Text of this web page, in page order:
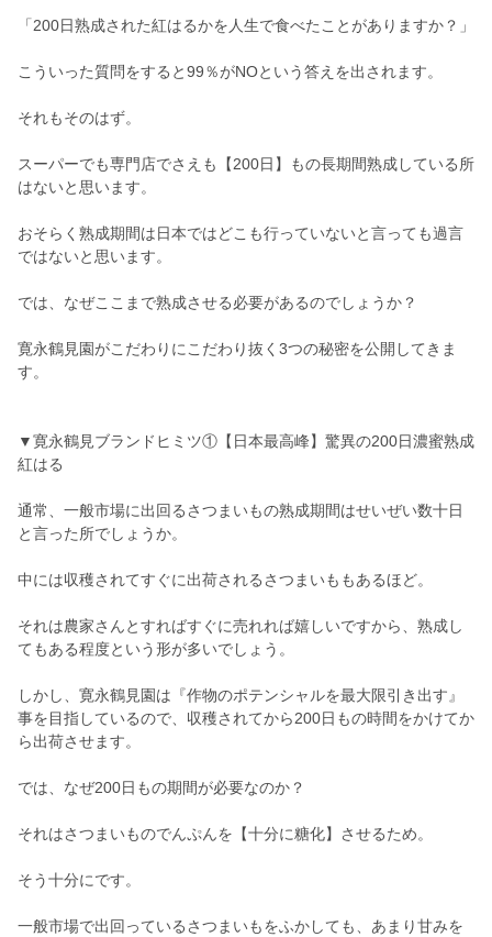
「200日熟成された紅はるかを人生で食べたことがありますか？」
こういった質問をすると99％がNOという答えを出されます。
それもそのはず。
スーパーでも専門店でさえも【200日】もの長期間熟成している所
はないと思います。
おそらく熟成期間は日本ではどこも行っていないと言っても過言
ではないと思います。
では、なぜここまで熟成させる必要があるのでしょうか？
寛永鶴見園がこだわりにこだわり抜く3つの秘密を公開してきま
す。
▼寛永鶴見ブランドヒミツ①【日本最高峰】驚異の200日濃蜜熟成
紅はる
通常、一般市場に出回るさつまいもの熟成期間はせいぜい数十日
と言った所でしょうか。
中には収穫されてすぐに出荷されるさつまいももあるほど。
それは農家さんとすればすぐに売れれば嬉しいですから、熟成し
てもある程度という形が多いでしょう。
しかし、寛永鶴見園は『作物のポテンシャルを最大限引き出す』
事を目指しているので、収穫されてから200日もの時間をかけてか
ら出荷させます。
では、なぜ200日もの期間が必要なのか？
それはさつまいものでんぷんを【十分に糖化】させるため。
そう十分にです。
一般市場で出回っているさつまいもをふかしても、あまり甘みを